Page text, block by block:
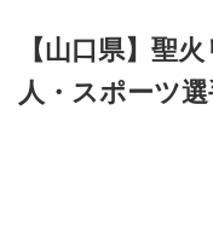
【山口県】聖
人・スポーツ